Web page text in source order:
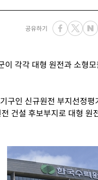
공유하기
각각 대형 원전과 소형
구인 신규원전 부지선정
건설 후보부지로 대형 원